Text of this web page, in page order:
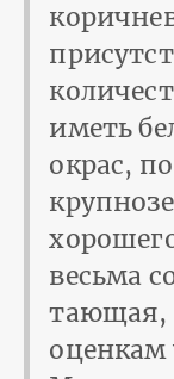
иметь
окрас,
весьма
тающая,
оценкам